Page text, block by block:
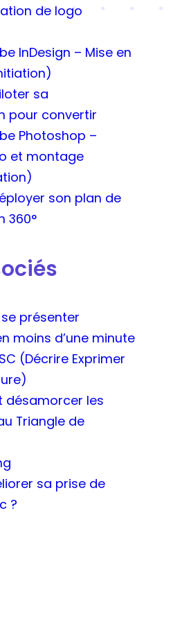
de logo
InDesign – Mise en
sa
pour convertir
Photoshop –
et montage
son plan de
360°
présenter
moins d’une minute
(Décrire Exprimer
désamorcer les
Triangle de
sa prise de
?